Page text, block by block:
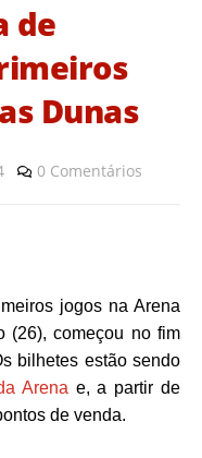
de
Dunas
0 Comentários
jogos na Arena
(26), começou no fim
bilhetes estão sendo
Arena e, a partir de
de venda.